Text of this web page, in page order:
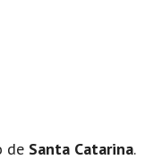
de Santa Catarina.